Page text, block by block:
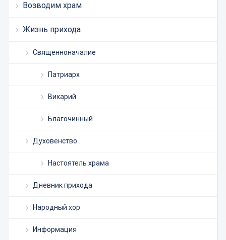
Возводим храм
Жизнь прихода
Священноначалие
Патриарх
Викарий
Благочинный
Духовенство
Настоятель храма
Дневник прихода
Народный хор
Информация